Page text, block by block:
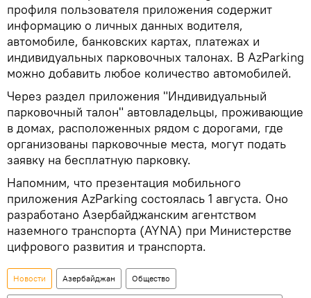
профиля пользователя приложения содержит
информацию о личных данных водителя,
автомобиле, банковских картах, платежах и
индивидуальных парковочных талонах. В AzParking
можно добавить любое количество автомобилей.
Через раздел приложения "Индивидуальный
парковочный талон" автовладельцы, проживающие
в домах, расположенных рядом с дорогами, где
организованы парковочные места, могут подать
заявку на бесплатную парковку.
Напомним, что презентация мобильного
приложения AzParking состоялась 1 августа. Оно
разработано Азербайджанским агентством
наземного транспорта (AYNA) при Министерстве
цифрового развития и транспорта.
Новости Азербайджан Общество